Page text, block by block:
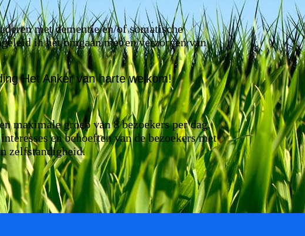
met dementie en/of somatische
in het omgaan met en verzorgen van
Het Anker van harte welkom!
maximale groep van 8 bezoekers per dag,
en behoeften van de bezoekers met
zelfstandigheid.